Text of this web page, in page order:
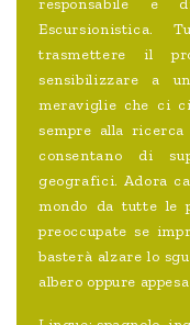
responsabile e
Escursionistica.
trasmettere il
sensibilizzare a
meraviglie che ci
sempre alla
consentano di
geografici. Adora
mondo da tutte le
preoccupate se
basterà alzare lo
albero oppure